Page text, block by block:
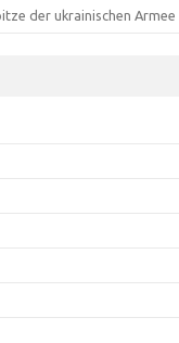
der ukrainischen Armee